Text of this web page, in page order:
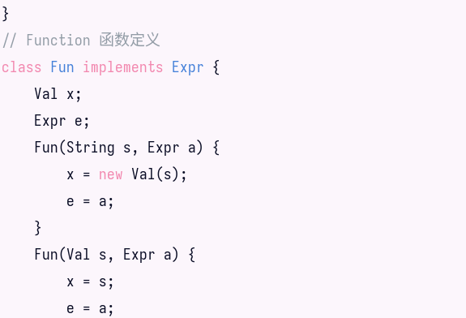
// Function 函数定义
class Fun implements Expr {
    Val x;
    Expr e;
    Fun(String s, Expr a) {
        x =
new Val(s);
        e = a;
    }
    Fun(Val s, Expr a) {
        x = s;
        e = a;